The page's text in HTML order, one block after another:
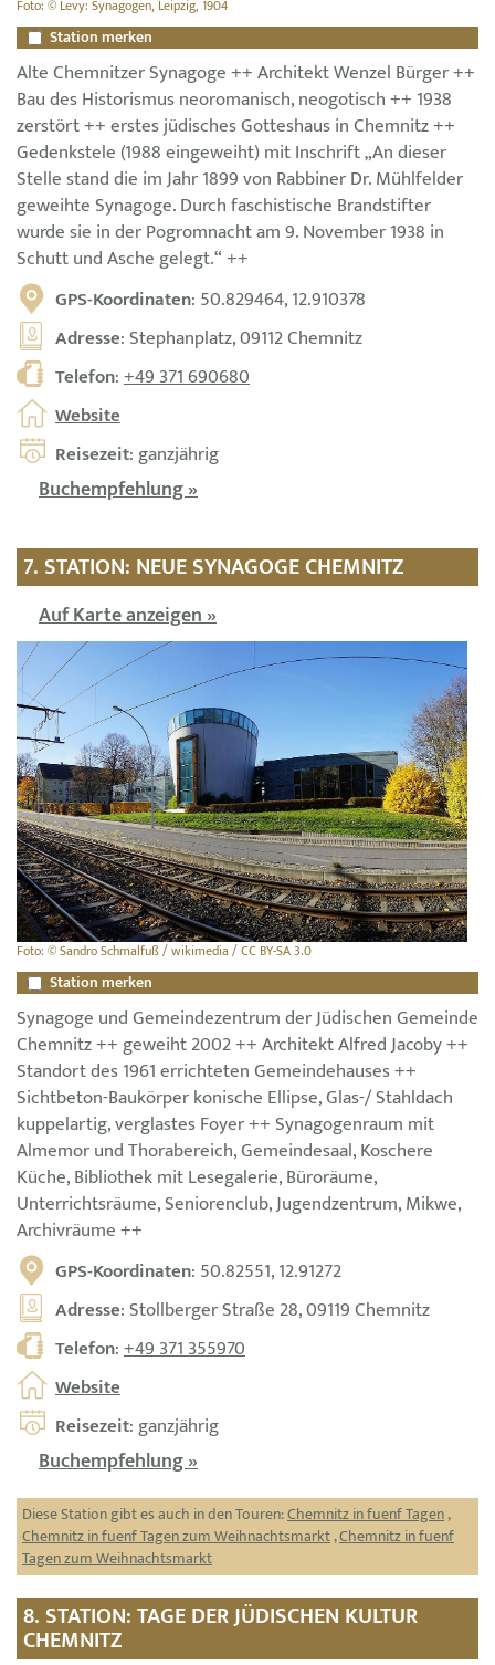
Foto: © Levy: Synagogen, Leipzig, 1904
Station merken
Alte Chemnitzer Synagoge ++ Architekt Wenzel Bürger ++
Bau des Historismus neoromanisch, neogotisch ++ 1938
zerstört ++ erstes jüdisches Gotteshaus in Chemnitz ++
Gedenkstele (1988 eingeweiht) mit Inschrift „An dieser
Stelle stand die im Jahr 1899 von Rabbiner Dr. Mühlfelder
geweihte Synagoge. Durch faschistische Brandstifter
wurde sie in der Pogromnacht am 9. November 1938 in
Schutt und Asche gelegt.“ ++
GPS-Koordinaten: 50.829464, 12.910378
Adresse: Stephanplatz, 09112 Chemnitz
Telefon:+49 371 690680
Website
Reisezeit: ganzjährig
Buchempfehlung »
7. STATION: NEUE SYNAGOGE CHEMNITZ
Auf Karte anzeigen »
Foto: © Sandro Schmalfuß / wikimedia / CC BY-SA 3.0
Station merken
Synagoge und Gemeindezentrum der Jüdischen Gemeinde
Chemnitz ++ geweiht 2002 ++ Architekt Alfred Jacoby ++
Standort des 1961 errichteten Gemeindehauses ++
Sichtbeton-Baukörper konische Ellipse, Glas-/ Stahldach
kuppelartig, verglastes Foyer ++ Synagogenraum mit
Almemor und Thorabereich, Gemeindesaal, Koschere
Küche, Bibliothek mit Lesegalerie, Büroräume,
Unterrichtsräume, Seniorenclub, Jugendzentrum, Mikwe,
Archivräume ++
GPS-Koordinaten: 50.82551, 12.91272
Adresse: Stollberger Straße 28, 09119 Chemnitz
Telefon:+49 371 355970
Website
Reisezeit: ganzjährig
Buchempfehlung »
Diese Station gibt es auch in den Touren:Chemnitz in fuenf Tagen,
Chemnitz in fuenf Tagen zum Weihnachtsmarkt,Chemnitz in fuenf
Tagen zum Weihnachtsmarkt
8. STATION: TAGE DER JÜDISCHEN KULTUR
CHEMNITZ